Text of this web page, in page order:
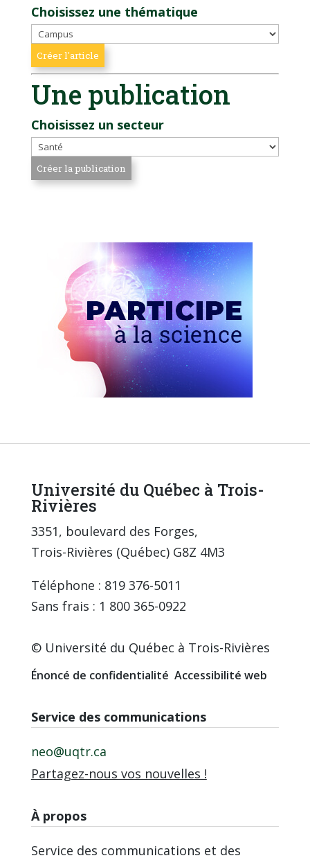
Choisissez une thématique
Une publication
Choisissez un secteur
Université du Québec à Trois-
Rivières
3351, boulevard des Forges,
Trois-Rivières (Québec) G8Z 4M3
Téléphone : 819 376-5011
Sans frais : 1 800 365-0922
© Université du Québec à Trois-Rivières
Énoncé de confidentialité Accessibilité web
Service des communications
neo@uqtr.ca
Partagez-nous vos nouvelles !
À propos
Service des communications et des